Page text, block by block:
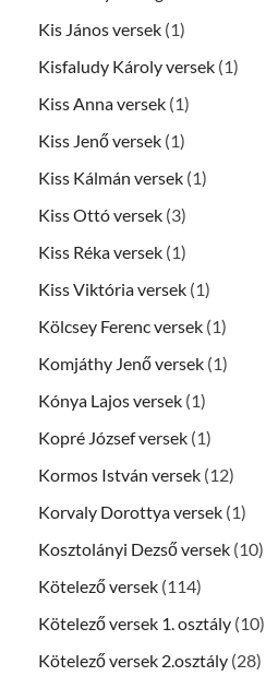
Kis János versek (1)
Kisfaludy Károly versek (1)
Kiss Anna versek (1)
Kiss Jenő versek (1)
Kiss Kálmán versek (1)
Kiss Ottó versek (3)
Kiss Réka versek (1)
Kiss Viktória versek (1)
Kölcsey Ferenc versek (1)
Komjáthy Jenő versek (1)
Kónya Lajos versek (1)
Kopré József versek (1)
Kormos István versek (12)
Korvaly Dorottya versek (1)
Kosztolányi Dezső versek (10)
Kötelező versek (114)
Kötelező versek 1. osztály (10)
Kötelező versek 2.osztály (28)